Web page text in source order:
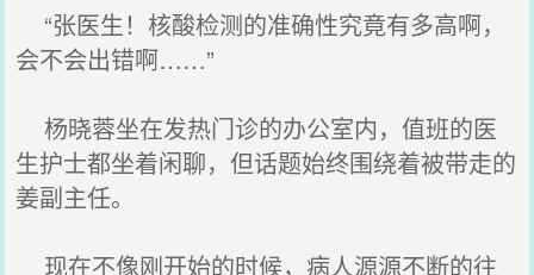
“张医生！核酸检测的准确性究竟有多高啊，
会不会出错啊……”
杨晓蓉坐在发热门诊的办公室内，值班的医
生护士都坐着闲聊，但话题始终围绕着被带走的
姜副主任。
现在不像刚开始的时候，病人源源不断的往